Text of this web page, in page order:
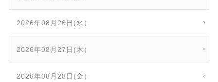
2026年08月26日(水）
2026年08月27日(木）
2026年08月28日(金）